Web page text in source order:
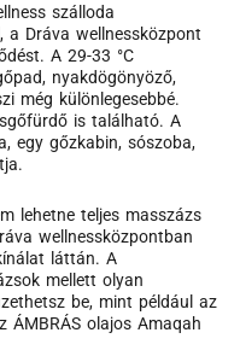
szálloda
Dráva wellnessközpont
A 29-33 °C
nyakdögönyöző,
még különlegesebbé.
is található. A
egy gőzkabin, sószoba,
lehetne teljes masszázs
wellnessközpontban
láttán. A
mellett olyan
be, mint például az
ÁMBRÁS olajos Amaqah